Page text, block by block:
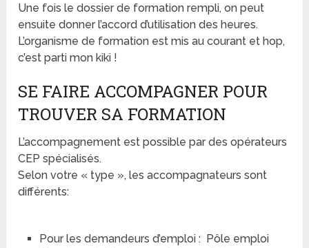
Une fois le dossier de formation rempli, on peut
ensuite donner l’accord d’utilisation des heures.
L’organisme de formation est mis au courant et hop,
c’est parti mon kiki !
SE FAIRE ACCOMPAGNER POUR
TROUVER SA FORMATION
L’accompagnement est possible par des opérateurs
CEP spécialisés.
Selon votre « type », les accompagnateurs sont
différents:
Pour les demandeurs d’emploi : Pôle emploi